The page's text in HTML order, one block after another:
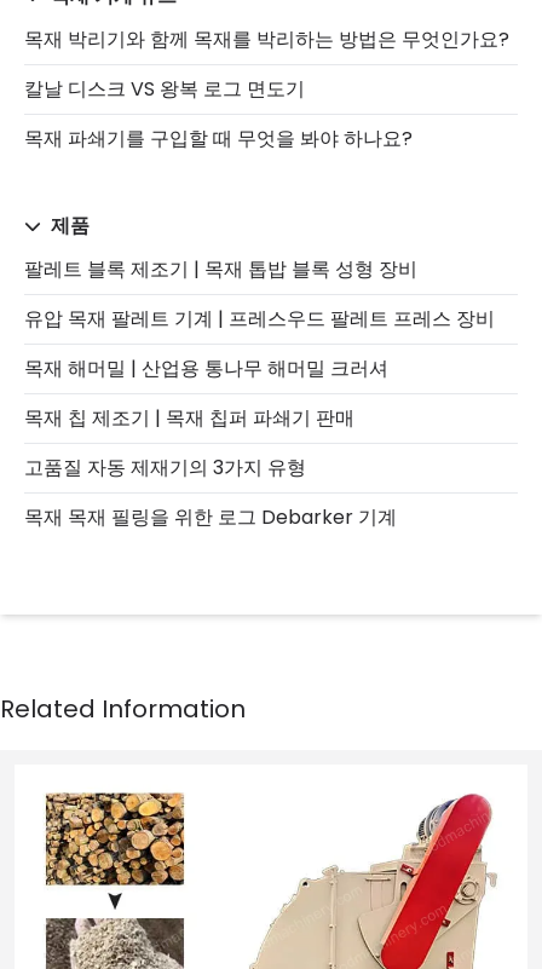
목재 박리기와 함께 목재를 박리하는 방법은 무엇인가요?
칼날 디스크 VS 왕복 로그 면도기
목재 파쇄기를 구입할 때 무엇을 봐야 하나요?
제품
팔레트 블록 제조기 | 목재 톱밥 블록 성형 장비
유압 목재 팔레트 기계 | 프레스우드 팔레트 프레스 장비
목재 해머밀 | 산업용 통나무 해머밀 크러셔
목재 칩 제조기 | 목재 칩퍼 파쇄기 판매
고품질 자동 제재기의 3가지 유형
목재 목재 필링을 위한 로그 Debarker 기계